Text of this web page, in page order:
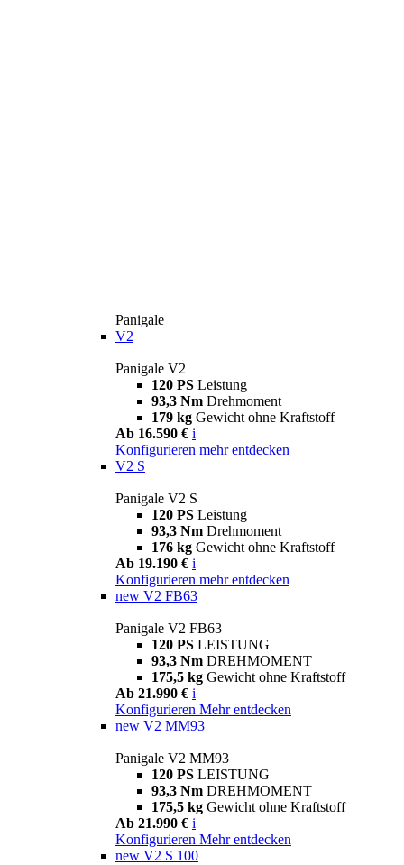
Panigale
V2
Panigale V2
120 PS Leistung
93,3 Nm Drehmoment
179 kg Gewicht ohne Kraftstoff
Ab 16.590 € i
Konfigurieren mehr entdecken
V2 S
Panigale V2 S
120 PS Leistung
93,3 Nm Drehmoment
176 kg Gewicht ohne Kraftstoff
Ab 19.190 € i
Konfigurieren mehr entdecken
new V2 FB63
Panigale V2 FB63
120 PS LEISTUNG
93,3 Nm DREHMOMENT
175,5 kg Gewicht ohne Kraftstoff
Ab 21.990 € i
Konfigurieren Mehr entdecken
new V2 MM93
Panigale V2 MM93
120 PS LEISTUNG
93,3 Nm DREHMOMENT
175,5 kg Gewicht ohne Kraftstoff
Ab 21.990 € i
Konfigurieren Mehr entdecken
new V2 S 100